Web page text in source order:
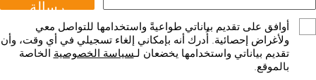
رسالة
أوافق على تقديم بياناتي طواعيةً واستخدامها للتواصل معي
ولأغراض إحصائية. أُدرك أنه بإمكاني إلغاء تسجيلي في أي وقت، وأن
تقديم بياناتي واستخدامها يخضعان لـسياسة الخصوصية الخاصة
بالموقع.